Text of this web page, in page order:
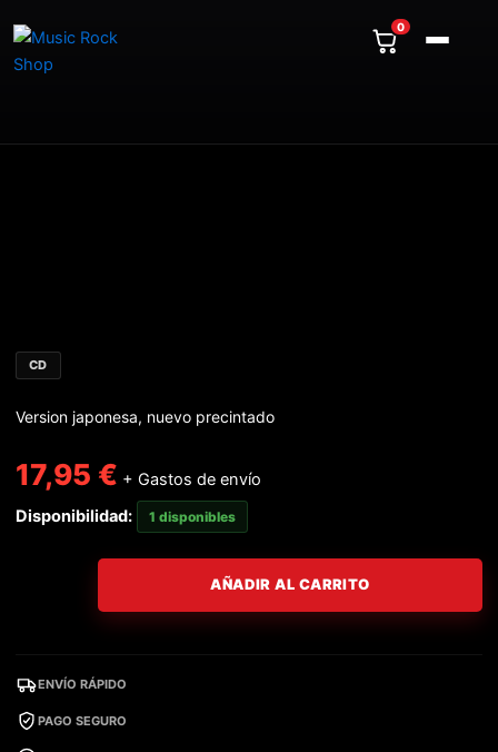
0
contenido
CD
Version japonesa, nuevo precintado
17,95 € + Gastos de envío
Disponibilidad:
1 disponibles
AÑADIR AL CARRITO
ENVÍO RÁPIDO
PAGO SEGURO